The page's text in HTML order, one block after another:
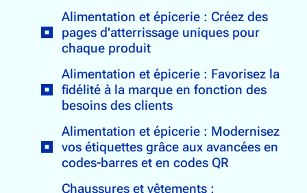
Alimentation et épicerie : Créez des
pages d'atterrissage uniques pour
chaque produit
Alimentation et épicerie : Favorisez la
fidélité à la marque en fonction des
besoins des clients
Alimentation et épicerie : Modernisez
vos étiquettes grâce aux avancées en
codes-barres et en codes QR
Chaussures et vêtements :